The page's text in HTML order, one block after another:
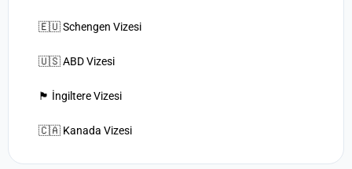
🇪🇺 Schengen Vizesi
🇺🇸 ABD Vizesi
🏴󠁧󠁢󠁥󠁮󠁧󠁿 İngiltere Vizesi
🇨🇦 Kanada Vizesi